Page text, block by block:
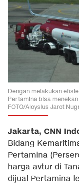
Dengan melakukan
Pertamina bisa
FOTO/Aloysius Jarot
Jakarta, CNN
Bidang
Pertamina
harga avtur di
dijual Pertamina